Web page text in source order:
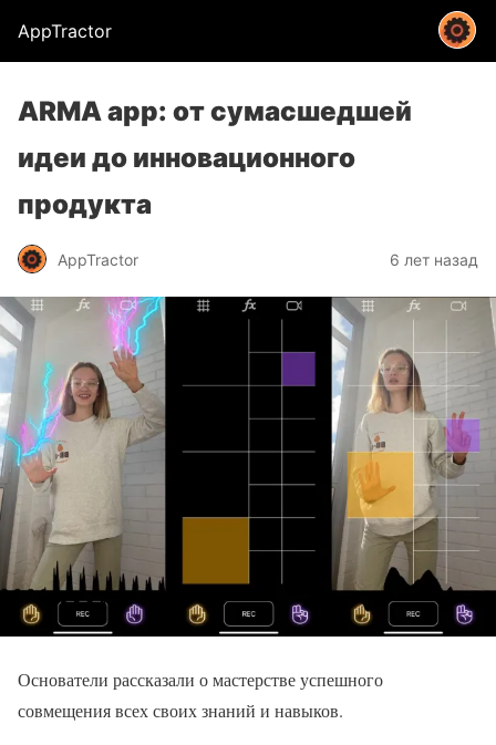
AppTractor
ARMA app: от сумасшедшей
идеи до инновационного
продукта
AppTractor 6 лет назад
Основатели рассказали о мастерстве успешного
совмещения всех своих знаний и навыков.